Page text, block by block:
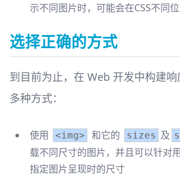
示不同图片时，可能会在CSS不同
选择正确的方式
到目前为止，在 Web 开发中构建
多种方式：
使用 <img> 和它的 sizes 及
载不同尺寸的图片，并且可以针对
指定图片呈现时的尺寸